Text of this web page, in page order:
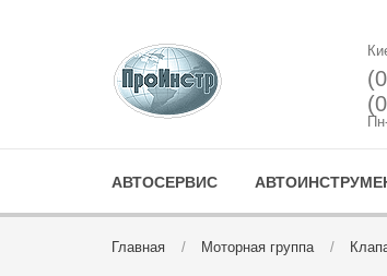
АВТОСЕРВИС
Главная Моторная группа